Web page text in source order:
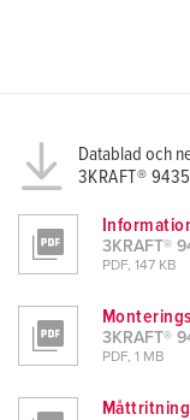
Datablad och
3KRAFT®
3KRAFT®
PDF, 147 KB
3KRAFT®
PDF, 1 MB